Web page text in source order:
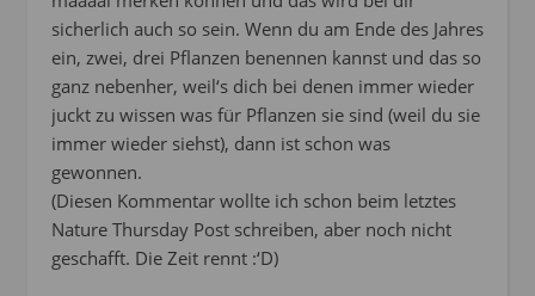
sicherlich auch so sein. Wenn du am Ende des Jahres
ein, zwei, drei Pflanzen benennen kannst und das so
ganz nebenher, weil‘s dich bei denen immer wieder
juckt zu wissen was für Pflanzen sie sind (weil du sie
immer wieder siehst), dann ist schon was
gewonnen.
(Diesen Kommentar wollte ich schon beim letztes
Nature Thursday Post schreiben, aber noch nicht
geschafft. Die Zeit rennt :‘D)